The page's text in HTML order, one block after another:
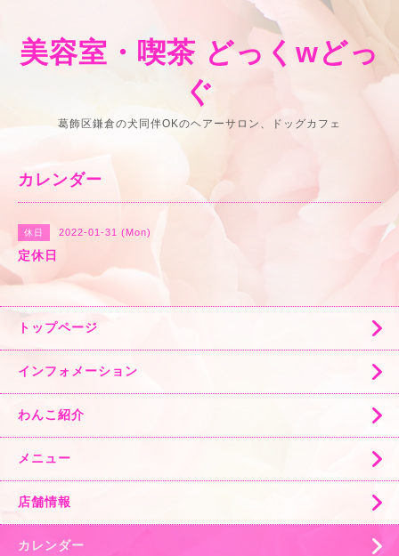
美容室・喫茶 どっくwどっ
ぐ
葛飾区鎌倉の犬同伴OKのヘアーサロン、ドッグカフェ
カレンダー
休日 2022-01-31 (Mon)
定休日
トップページ
インフォメーション
わんこ紹介
メニュー
店舗情報
カレンダー